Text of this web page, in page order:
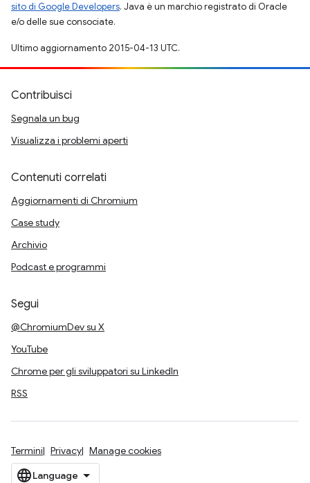
sito di Google Developers. Java è un marchio registrato di Oracle
e/o delle sue consociate.
Ultimo aggiornamento 2015-04-13 UTC.
Contribuisci
Segnala un bug
Visualizza i problemi aperti
Contenuti correlati
Aggiornamenti di Chromium
Case study
Archivio
Podcast e programmi
Segui
@ChromiumDev su X
YouTube
Chrome per gli sviluppatori su LinkedIn
RSS
Termini Privacy Manage cookies